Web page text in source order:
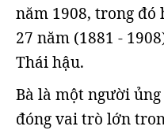
năm 1908, trong đó
27 năm (1881 -
Thái hậu.
Bà là một người
đóng vai trò lớn